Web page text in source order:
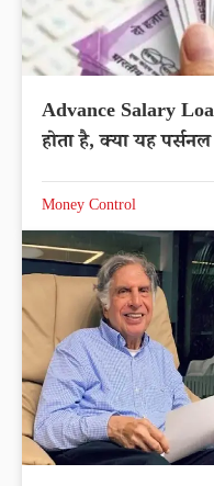
Advance Salary
होता है, क्या यह
Money Control